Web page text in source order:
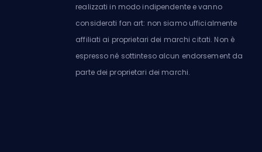
realizzati in modo indipendente e vanno
considerati fan art: non siamo ufficialmente
affiliati ai proprietari dei marchi citati. Non è
espresso né sottinteso alcun endorsement da
parte dei proprietari dei marchi.